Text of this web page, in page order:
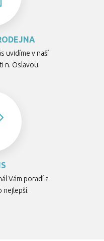
uvidíme v naší
n. Oslavou.
Vám poradí a
nejlepší.